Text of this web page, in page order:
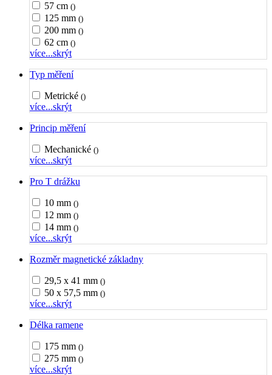
57 cm ()
125 mm ()
200 mm ()
62 cm ()
více...skrýt
Typ měření
Metrické ()
více...skrýt
Princip měření
Mechanické ()
více...skrýt
Pro T drážku
10 mm ()
12 mm ()
14 mm ()
více...skrýt
Rozměr magnetické základny
29,5 x 41 mm ()
50 x 57,5 mm ()
více...skrýt
Délka ramene
175 mm ()
275 mm ()
více...skrýt